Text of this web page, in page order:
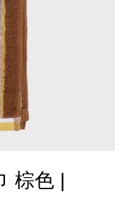
棕色 |